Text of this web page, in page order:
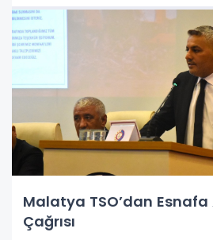
Malatya TSO’dan
Çağrısı